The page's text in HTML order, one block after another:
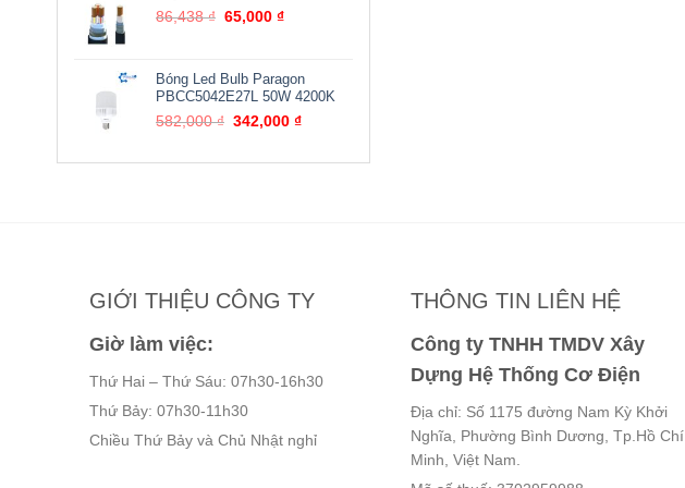
86,438₫ Giá
86,438 ₫.
65,000₫Giá
là:
65,000 ₫.
Bóng Led Bulb Paragon
PBCC5042E27L 50W 4200K
582,000₫ Giá
là:
342,000₫Giá
tại
GIỚI THIỆU CÔNG TY
Giờ làm việc:
Thứ Hai – Thứ Sáu: 07h30-16h30
Thứ Bảy: 07h30-11h30
Chiều Thứ Bảy và Chủ Nhật nghỉ
THÔNG TIN LIÊN HỆ
Công ty TNHH TMDV Xây
Dựng Hệ Thống Cơ Điện
Địa chỉ: Số 1175 đường Nam Kỳ Khởi
Nghĩa, Phường Bình Dương, Tp.Hồ Chí
Minh, Việt Nam.